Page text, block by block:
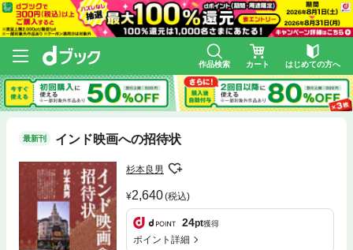
作品検索 カート はじめての方へ
最新刊 インド映画への招待状
杉本良男
2,640(税込)
24pt獲得
ポイント詳細